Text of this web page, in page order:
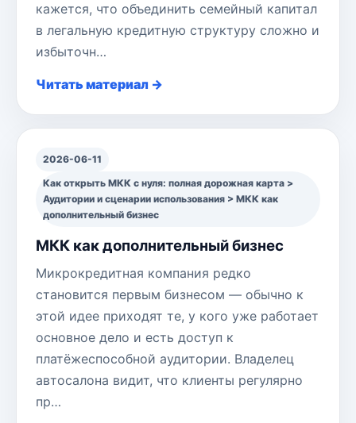
кажется, что объединить семейный капитал
в легальную кредитную структуру сложно и
избыточн…
Читать материал →
2026-06-11
Как открыть МКК с нуля: полная дорожная карта >
Аудитории и сценарии использования > МКК как
дополнительный бизнес
МКК как дополнительный бизнес
Микрокредитная компания редко
становится первым бизнесом — обычно к
этой идее приходят те, у кого уже работает
основное дело и есть доступ к
платёжеспособной аудитории. Владелец
автосалона видит, что клиенты регулярно
пр…